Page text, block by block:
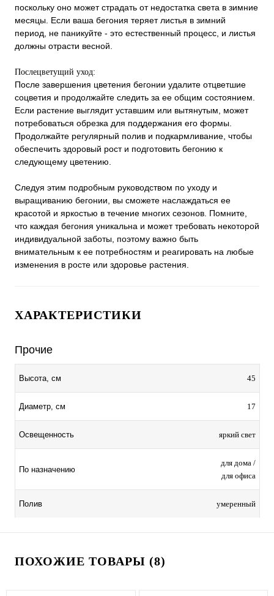
поскольку оно может страдать от недостатка света в зимние
месяцы. Если ваша бегония теряет листья в зимний
период, не паникуйте - это естественный процесс, и листья
должны отрасти весной.
Послецветущий уход:
После завершения цветения бегонии удалите отцветшие
соцветия и продолжайте следить за ее общим состоянием.
Если растение выглядит уставшим или вытянутым, может
потребоваться обрезка для поддержания его формы.
Продолжайте регулярный полив и подкармливание, чтобы
обеспечить здоровый рост и подготовить бегонию к
следующему цветению.
Следуя этим подробным руководством по уходу и
выращиванию бегонии, вы сможете наслаждаться ее
красотой и яркостью в течение многих сезонов. Помните,
что каждая бегония уникальна и может требовать некоторой
индивидуальной заботы, поэтому важно быть
внимательным к ее потребностям и реагировать на любые
изменения в росте или здоровье растения.
ХАРАКТЕРИСТИКИ
Прочие
Высота, см 45
Диаметр, см 17
Освещенность яркий свет
По назначению
для дома /
для офиса
Полив умеренный
ПОХОЖИЕ ТОВАРЫ (8)